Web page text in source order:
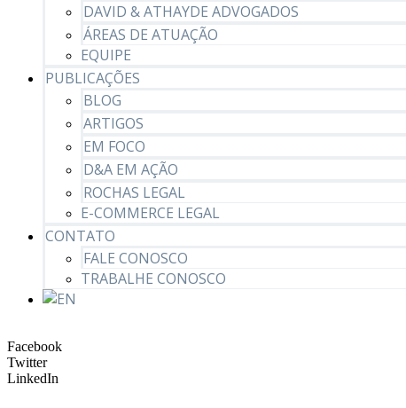
DAVID & ATHAYDE ADVOGADOS
ÁREAS DE ATUAÇÃO
EQUIPE
PUBLICAÇÕES
BLOG
ARTIGOS
EM FOCO
D&A EM AÇÃO
ROCHAS LEGAL
E-COMMERCE LEGAL
CONTATO
FALE CONOSCO
TRABALHE CONOSCO
Facebook
Twitter
LinkedIn